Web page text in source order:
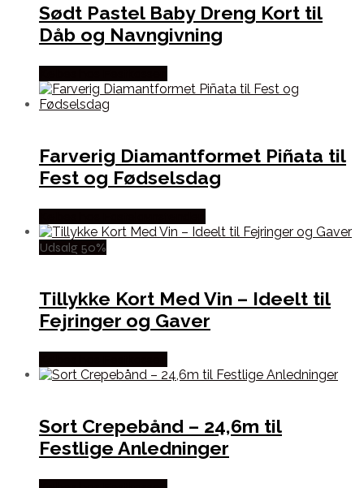
Sødt Pastel Baby Dreng Kort til
Dåb og Navngivning
Farverig Diamantformet Piñata til
Fest og Fødselsdag
Udsalg 50%
Tillykke Kort Med Vin – Ideelt til
Fejringer og Gaver
Sort Crepebånd – 24,6m til
Festlige Anledninger